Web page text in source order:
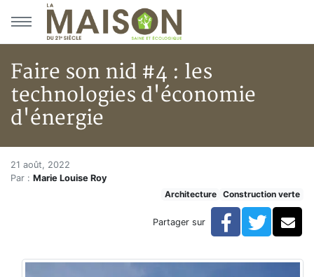
Aller au menu principal
Aller au contenu principal
Faire son nid #4 : les
technologies d'économie
d'énergie
Accueil
Articles
Faire son nid #4 : les technologies d'économie
Faire son nid #4 : les
21 août, 2022
Par : Marie Louise Roy
Architecture
Construction verte
Partager sur Facebook